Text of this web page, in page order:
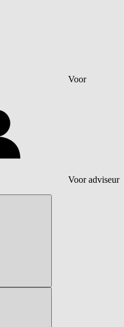
Voor
Voor adviseur